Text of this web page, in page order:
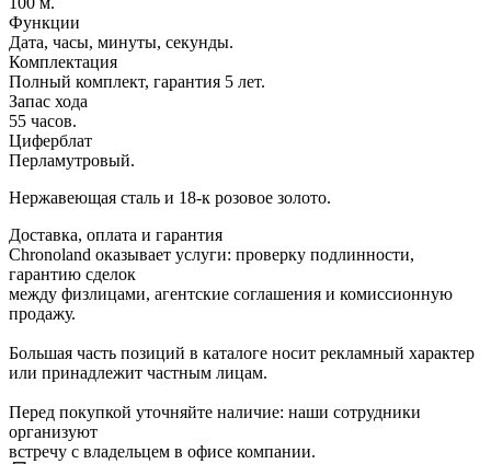
Функции
Дата, часы, минуты, секунды.
Комплектация
Полный комплект, гарантия 5 лет.
Запас хода
55 часов.
Циферблат
Перламутровый.
Нержавеющая сталь и 18-к розовое золото.
Доставка, оплата и гарантия
Chronoland оказывает услуги: проверку подлинности,
гарантию сделок
между физлицами, агентские соглашения и комиссионную
продажу.
Большая часть позиций в каталоге носит рекламный характер
или принадлежит частным лицам.
Перед покупкой уточняйте наличие: наши сотрудники
организуют
встречу с владельцем в офисе компании.